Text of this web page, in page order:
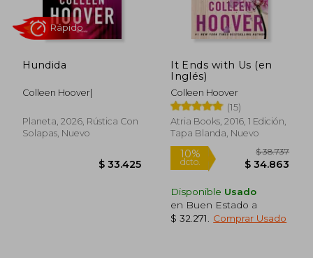
10%
dcto. $
Rápido
Hundida
Colleen Hoover|
Planeta, 2026, Rústica Con
Solapas, Nuevo
It Ends with Us (en
Inglés)
Colleen Hoover
(15)
Atria Books, 2016, 1 Edición,
Tapa Blanda, Nuevo
Disponible Usado
en Buen Estado a
$ 32.271
Comprar Usado